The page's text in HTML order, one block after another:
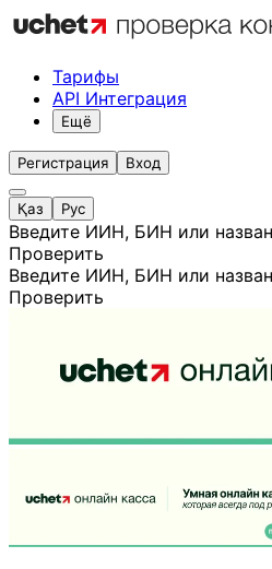
Тарифы
API Интеграция
Ещё
Регистрация Вход
Қаз Рус
Введите ИИН, БИН или
Проверить
Введите ИИН, БИН или
Проверить